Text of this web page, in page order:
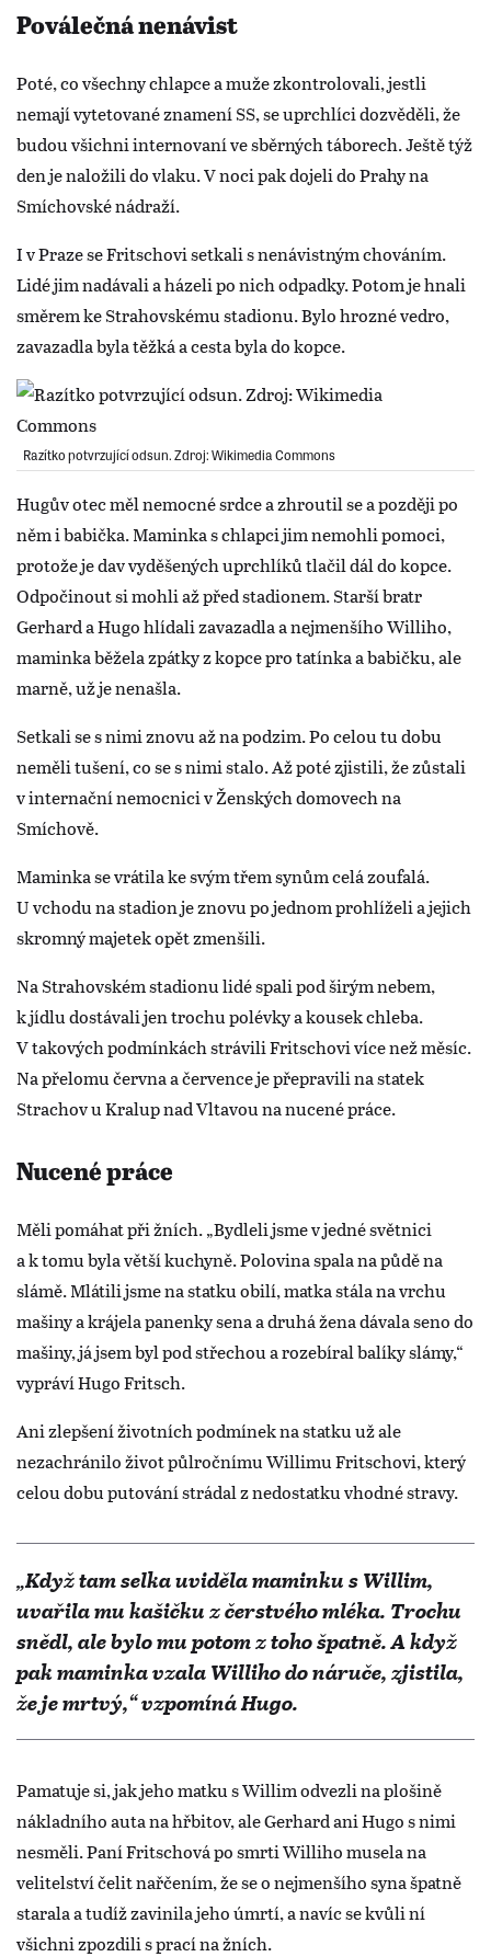
Poválečná nenávist
Poté, co všechny chlapce a muže zkontrolovali, jestli
nemají vytetované znamení SS, se uprchlíci dozvěděli, že
budou všichni internovaní ve sběrných táborech. Ještě týž
den je naložili do vlaku. V noci pak dojeli do Prahy na
Smíchovské nádraží.
I v Praze se Fritschovi setkali s nenávistným chováním.
Lidé jim nadávali a házeli po nich odpadky. Potom je hnali
směrem ke Strahovskému stadionu. Bylo hrozné vedro,
zavazadla byla těžká a cesta byla do kopce.
Razítko potvrzující odsun. Zdroj: Wikimedia Commons
Hugův otec měl nemocné srdce a zhroutil se a později po
něm i babička. Maminka s chlapci jim nemohli pomoci,
protože je dav vyděšených uprchlíků tlačil dál do kopce.
Odpočinout si mohli až před stadionem. Starší bratr
Gerhard a Hugo hlídali zavazadla a nejmenšího Williho,
maminka běžela zpátky z kopce pro tatínka a babičku, ale
marně, už je nenašla.
Setkali se s nimi znovu až na podzim. Po celou tu dobu
neměli tušení, co se s nimi stalo. Až poté zjistili, že zůstali
v internační nemocnici v Ženských domovech na
Smíchově.
Maminka se vrátila ke svým třem synům celá zoufalá.
U vchodu na stadion je znovu po jednom prohlíželi a jejich
skromný majetek opět zmenšili.
Na Strahovském stadionu lidé spali pod širým nebem,
k jídlu dostávali jen trochu polévky a kousek chleba.
V takových podmínkách strávili Fritschovi více než měsíc.
Na přelomu června a července je přepravili na statek
Strachov u Kralup nad Vltavou na nucené práce.
Nucené práce
Měli pomáhat při žních. „Bydleli jsme v jedné světnici
a k tomu byla větší kuchyně. Polovina spala na půdě na
slámě. Mlátili jsme na statku obilí, matka stála na vrchu
mašiny a krájela panenky sena a druhá žena dávala seno do
mašiny, já jsem byl pod střechou a rozebíral balíky slámy,“
vypráví Hugo Fritsch.
Ani zlepšení životních podmínek na statku už ale
nezachránilo život půlročnímu Willimu Fritschovi, který
celou dobu putování strádal z nedostatku vhodné stravy.
„Když tam selka uviděla maminku s Willim,
uvařila mu kašičku z čerstvého mléka. Trochu
snědl, ale bylo mu potom z toho špatně. A když
pak maminka vzala Williho do náruče, zjistila,
že je mrtvý,“ vzpomíná Hugo.
Pamatuje si, jak jeho matku s Willim odvezli na plošině
nákladního auta na hřbitov, ale Gerhard ani Hugo s nimi
nesměli. Paní Fritschová po smrti Williho musela na
velitelství čelit nařčením, že se o nejmenšího syna špatně
starala a tudíž zavinila jeho úmrtí, a navíc se kvůli ní
všichni zpozdili s prací na žních.